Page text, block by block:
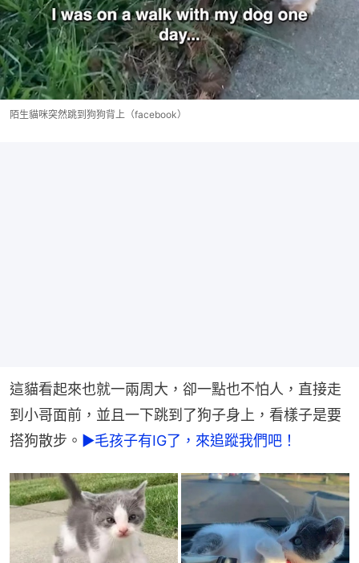
陌生貓咪突然跳到狗狗背上（facebook）
這貓看起來也就一兩周大，卻一點也不怕人，直接走
到小哥面前，並且一下跳到了狗子身上，看樣子是要
搭狗散步。 ►毛孩子有IG了，來追蹤我們吧！